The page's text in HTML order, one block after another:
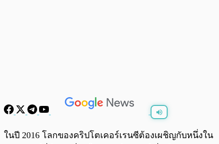
พร้อมเล่น 0:00 / 0:00
ในปี 2016 โลกของคริปโตเคอร์เรนซีต้องเผชิญกับหนึ่งใน